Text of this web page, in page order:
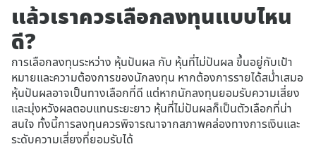
แล้วเราควรเลือกลงทุนแบบไหน
ดี?
การเลือกลงทุนระหว่าง หุ้นปันผล กับ หุ้นที่ไม่ปันผล ขึ้นอยู่กับเป้า
หมายและความต้องการของนักลงทุน หากต้องการรายได้สม่ำเสมอ
หุ้นปันผลอาจเป็นทางเลือกที่ดี แต่หากนักลงทุนยอมรับความเสี่ยง
และมุ่งหวังผลตอบแทนระยะยาว หุ้นที่ไม่ปันผลก็เป็นตัวเลือกที่น่า
สนใจ ทั้งนี้การลงทุนควรพิจารณาจากสภาพคล่องทางการเงินและ
ระดับความเสี่ยงที่ยอมรับได้